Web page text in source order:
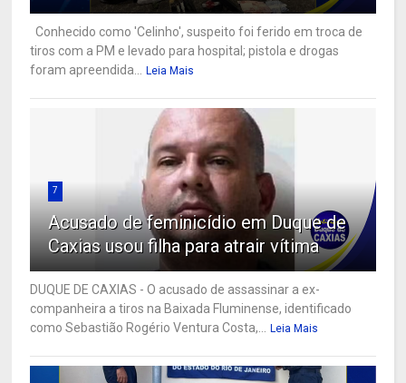
Conhecido como 'Celinho', suspeito foi ferido em troca de
tiros com a PM e levado para hospital; pistola e drogas
foram apreendida...
Leia Mais
7
Acusado de feminicídio em Duque de
Caxias usou filha para atrair vítima
DUQUE DE CAXIAS - O acusado de assassinar a ex-
companheira a tiros na Baixada Fluminense, identificado
como Sebastião Rogério Ventura Costa,...
Leia Mais